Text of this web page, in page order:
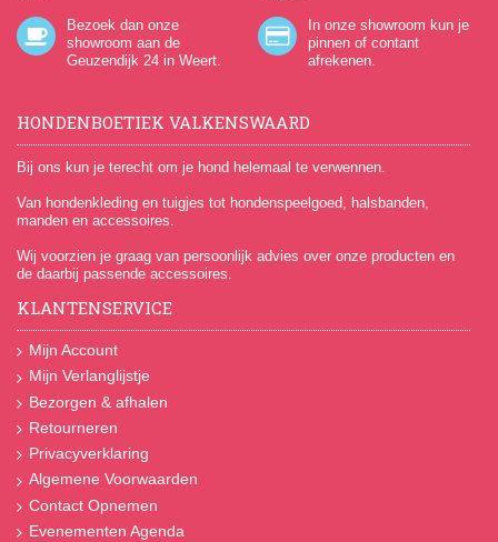
Bezoek dan onze
showroom aan de
Geuzendijk 24 in Weert.
In onze showroom kun je
pinnen of contant
afrekenen.
HONDENBOETIEK VALKENSWAARD
Bij ons kun je terecht om je hond helemaal te verwennen.
Van hondenkleding en tuigjes tot hondenspeelgoed, halsbanden,
manden en accessoires.
Wij voorzien je graag van persoonlijk advies over onze producten en
de daarbij passende accessoires.
KLANTENSERVICE
Mijn Account
Mijn Verlanglijstje
Bezorgen & afhalen
Retourneren
Privacyverklaring
Algemene Voorwaarden
Contact Opnemen
Evenementen Agenda